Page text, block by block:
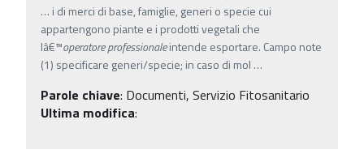
… i di merci di base, famiglie, generi o specie cui
appartengono piante e i prodotti vegetali che
lâ€™operatoreprofessionaleintende esportare. Campo note
(1) specificare generi/specie; in caso di mol …
Parole chiave: Documenti, Servizio Fitosanitario
Ultima modifica: